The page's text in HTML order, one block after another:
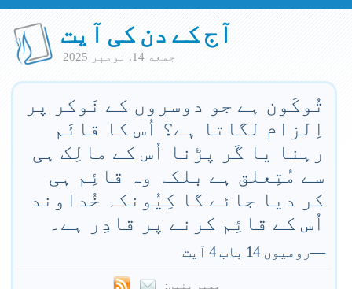
آج کے دن کی آیت
جمعه 14. نومبر 2025
تُوکَون ہے جو دوسروں کے نَوکر پر
اِلزام لگاتا ہے؟ اُس کا قائَم
رہنا یا گَر پڑنا اُس کے مالِک ہی
سے مُتِعلق ہے بلکہ وہ قائِم ہی
کر دیا جائے گا کِیُونکہ خُداوند
اُس کے قائِم کرنے پر قادِر ہے۔
—رومیوں 14 باب 4 آیت
ممبر بنیں: